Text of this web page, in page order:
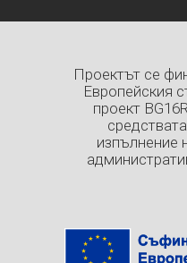
Проектът се
Европейския
проект
изпълнение